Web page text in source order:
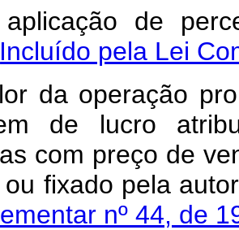
aplicação de
pela Lei
da operação
de lucro
com preço de
ou fixado pela
nº 44, de